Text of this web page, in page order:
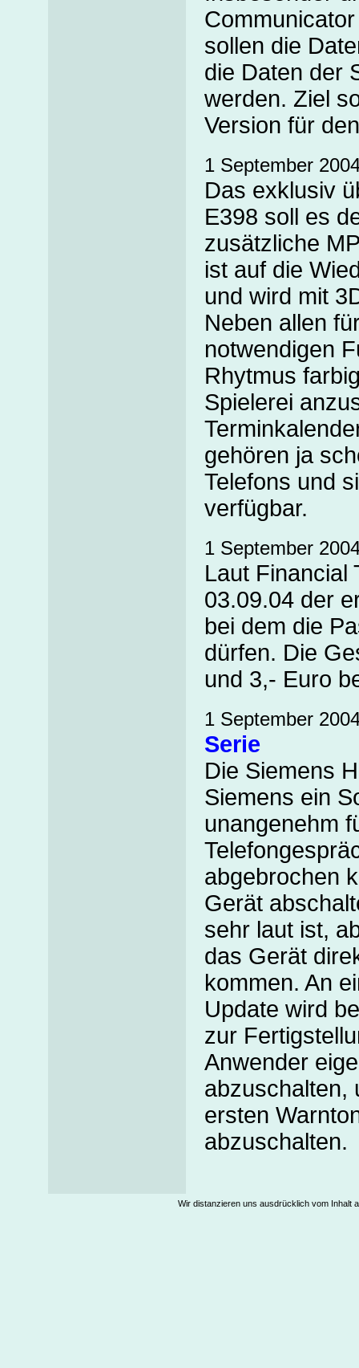
sollen die
die Daten der
werden. Ziel
Version für
1 September
Das exklusiv
E398 soll es
zusätzliche
ist auf die
und wird mit
Neben allen
notwendigen
Rhytmus
Spielerei
gehören ja
Telefons und
verfügbar.
1 September
Laut Financial
03.09.04 der
bei dem die
dürfen. Die
und 3,- Euro
1 September
Serie
Die Siemens
Siemens ein
unangenehm
abgebrochen
Gerät
sehr laut ist,
das Gerät
kommen. An
Update wird
zur
Anwender
abzuschalten,
ersten
abzuschalten.
Wir distanzieren uns ausdrücklich vom Inhalt